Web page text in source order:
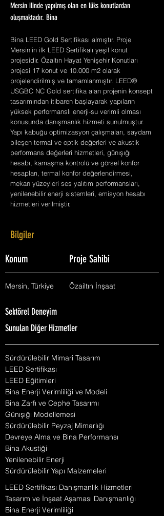
Mersin ilinde yapılmış olan en lüks konutlardan
oluşmaktadır. Bina
Bina LEED Gold Sertifikası almıştır. Proje
Mersin’in ilk LEED Sertifikalı yeşil konut
projesidir. Özaltın Hayat Yenişehir Konutları
projesi 17 konut ve 10.000 m2 olarak
projelendirilmiş ve tamamlanmıştır. LEED®
USGBC NC Gold sertifika alan projenin konsept
tasarımından itibaren başlayarak yapıların
yüksek performanslı enerji-su verimli olması
konusunda danışmanlık hizmeti sunulmuştur.
Yapı kabuğu optimizasyon çalışmaları, saydam
bileşen termal ve optik değerleri ve akustik
performans değerleri hizmetleri, günışığı
hesabı, kamaşma kontrolü ve görsel konfor
hesapları, termal konfor değerlendirmesi,
mekan yüzeyleri ses yalıtım performansları,
yenilenebilir enerji sistemleri, emisyon hesabı
hizmetleri verilmiştir.
Bilgiler
Konum Proje Sahibi
Mersin, Türkiye Özailtın İnşaat
Sektörel Deneyim
Sunulan Diğer Hizmetler
Sürdürülebilir Mimari Tasarım
LEED Sertifikası
LEED Eğitimleri
Bina Enerji Verimliliği ve Modeli
Bina Zarfı ve Cephe Tasarımı
Günışığı Modellemesi
Sürdürülebilir Peyzaj Mimarlığı
Devreye Alma ve Bina Performansı
Bina Akustiği
Yenilenebilir Enerji
Sürdürülebilir Yapı Malzemeleri
LEED Sertifikası Danışmanlık Hizmetleri
Tasarım ve İnşaat Aşaması Danışmanlığı
Bina Enerji Verimliliği